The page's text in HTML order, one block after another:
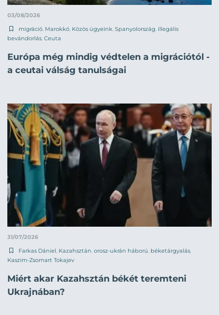
03/08/2026
migráció, Marokkó, Közös ügyeink, Spanyolország, illegális
bevándorlás, Ceuta
Európa még mindig védtelen a migrációtól -
a ceutai válság tanulságai
31/07/2026
Farkas Dániel, Kazahsztán, orosz-ukrán háború, béketárgyalás,
Kaszim-Zsomart Tokajev
Miért akar Kazahsztán békét teremteni
Ukrajnában?